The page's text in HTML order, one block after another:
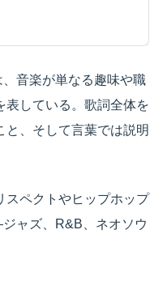
音楽が単なる趣味や職
表している。歌詞全体を
、そして言葉では説明
スペクトやヒップホップ
ャズ、R&B、ネオソウ